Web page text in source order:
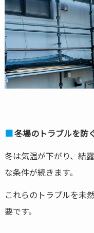
冬場のトラブルを防
冬は気温が下がり、結
な条件が続きます。
これらのトラブルを未
要です。